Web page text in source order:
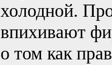
холодной.
впихивают
о том как